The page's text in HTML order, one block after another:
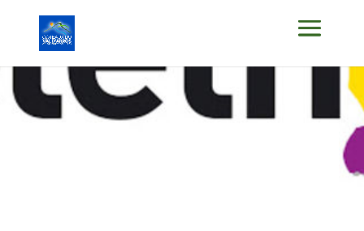
Marche/Tennis